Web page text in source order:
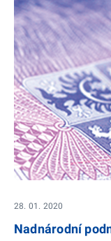
28. 01. 2020
Nadnárodní